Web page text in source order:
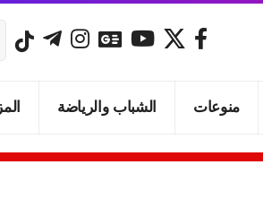
منوعات الشباب والرياضة